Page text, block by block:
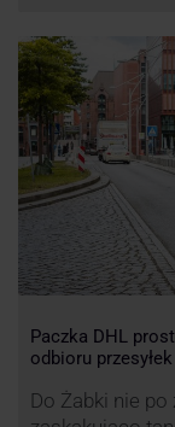
Paczka DHL
odbioru przesyłek
Do Żabki nie po